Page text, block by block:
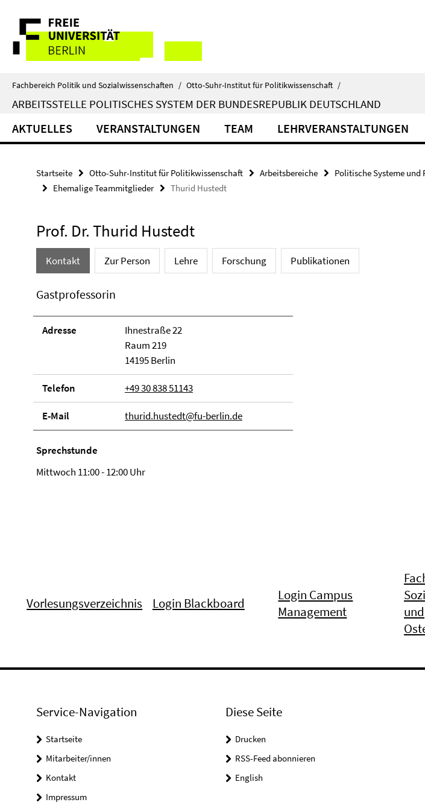
direkt
Inhalt
Service-
Navigation
Fachbereich Politik und Sozialwissenschaften / Otto-Suhr-Institut für Politikwissenschaft /
ARBEITSSTELLE POLITISCHES SYSTEM DER BUNDESREPUBLIK DEUTSCHLAND
AKTUELLES VERANSTALTUNGEN TEAM LEHRVERANSTALTUNGEN
Startseite Otto-Suhr-Institut für Politikwissenschaft Arbeitsbereiche Politische Systeme
Ehemalige Teammitglieder
Thurid Hustedt
Prof. Dr. Thurid Hustedt
Kontakt Zur Person Lehre Forschung Publikationen
Gastprofessorin
Adresse
Ihnestraße 22
Raum 219
14195 Berlin
Telefon +49 30 838 51143
E-Mail thurid.hustedt@fu-berlin.de
Sprechstunde
Mittwoch 11:00 - 12:00 Uhr
Vorlesungsverzeichnis Login Blackboard
Login Campus
Management
und
Service-Navigation
Startseite
Mitarbeiter/innen
Kontakt
Impressum
Diese Seite
Drucken
RSS-Feed abonnieren
English